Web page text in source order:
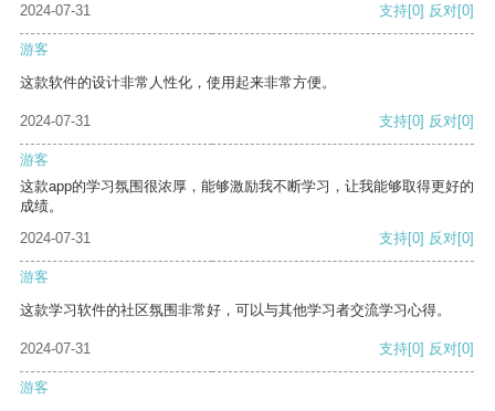
2024-07-31 支持[0] 反对[0]
游客
这款软件的设计非常人性化，使用起来非常方便。
2024-07-31 支持[0] 反对[0]
游客
这款app的学习氛围很浓厚，能够激励我不断学习，让我能够取得更好的
成绩。
2024-07-31
支持[0] 反对[0]
游客
这款学习软件的社区氛围非常好，可以与其他学习者交流学习心得。
2024-07-31 支持[0] 反对[0]
游客